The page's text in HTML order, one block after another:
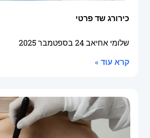
כירורג שד פרטי
שלומי אחיאב24 בספטמבר 2025
קרא עוד »